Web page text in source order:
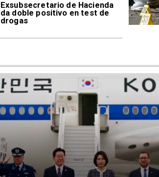
Exsubsecretario de Hacienda
da doble positivo en test de
drogas